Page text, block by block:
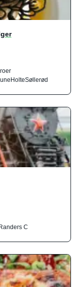
HolteSøllerød
C